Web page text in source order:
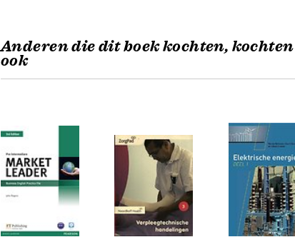
Anderen die dit boek kochten, kochten
ook